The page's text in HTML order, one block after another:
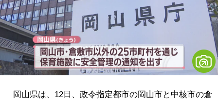
岡山県は、12日、政令指定都市の岡山市と中核市の倉